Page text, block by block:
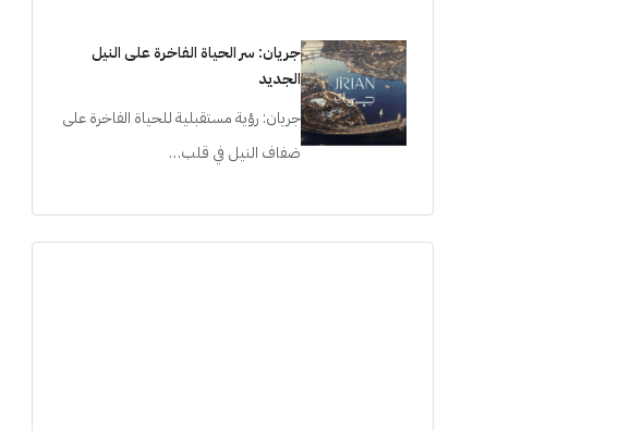
جريان: سر الحياة الفاخرة على النيل
الجديد
جريان: رؤية مستقبلية للحياة الفاخرة على
ضفاف النيل في قلب…